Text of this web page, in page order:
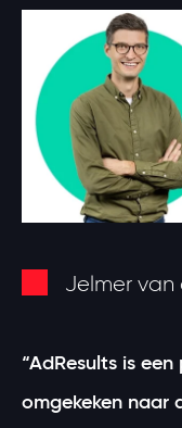
Jelmer van
“AdResults is
omgekeken naar